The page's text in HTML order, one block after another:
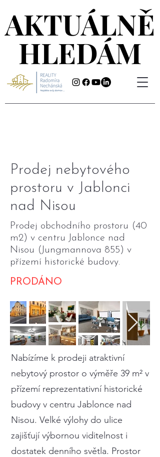
AKTUÁLNĚ
HLEDÁM
AKTUÁLNĚ
HLEDÁM
Prodej nebytového
prostoru v Jablonci
nad Nisou
Prodej obchodního prostoru (40
m2) v centru Jablonce nad
Nisou (Jungmannova 855) v
přízemí historické budovy.
PRODÁNO
Nabízíme k prodeji atraktivní
nebytový prostor o výměře 39 m² v
přízemí reprezentativní historické
budovy v centru Jablonce nad
Nisou. Velké výlohy do ulice
zajišťují výbornou viditelnost i
dostatek denního světla. Prostor